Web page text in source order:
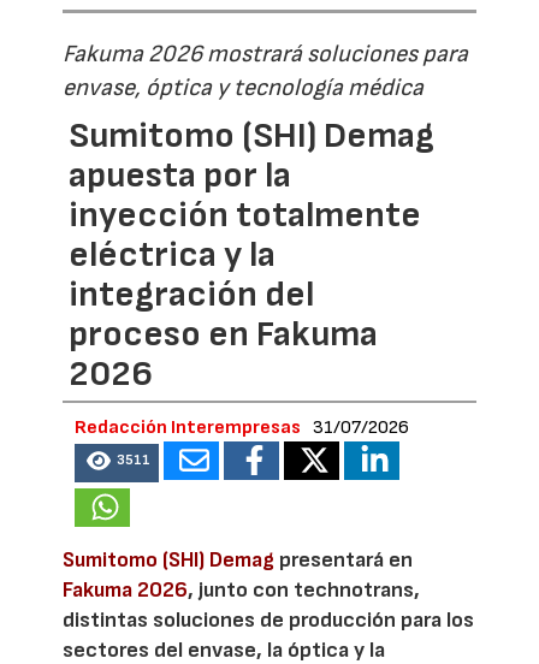
Fakuma 2026 mostrará soluciones para
envase, óptica y tecnología médica
Sumitomo (SHI) Demag
apuesta por la
inyección totalmente
eléctrica y la
integración del
proceso en Fakuma
2026
Redacción Interempresas 31/07/2026
3511
Sumitomo (SHI) Demag presentará en
Fakuma 2026, junto con technotrans,
distintas soluciones de producción para los
sectores del envase, la óptica y la